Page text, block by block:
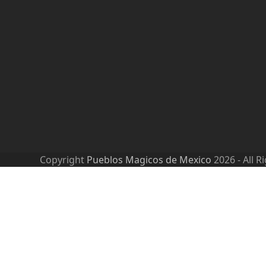
Copyright Pueblos Magicos de Mexico 2026 - All